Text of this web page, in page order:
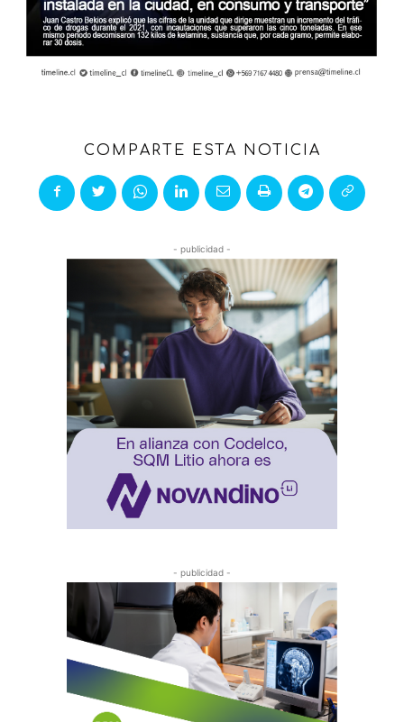
COMPARTE ESTA NOTICIA
- publicidad -
- publicidad -